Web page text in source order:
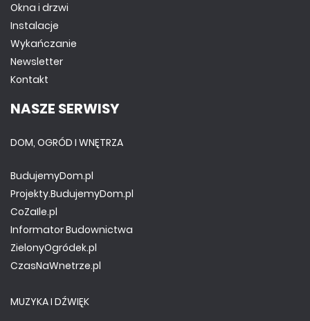
Okna i drzwi
Instalacje
Wykańczanie
Newsletter
Kontakt
NASZE SERWISY
DOM, OGRÓD I WNĘTRZA
BudujemyDom.pl
Projekty.BudujemyDom.pl
CoZaIle.pl
Informator Budownictwa
ZielonyOgródek.pl
CzasNaWnetrze.pl
MUZYKA I DŹWIĘK